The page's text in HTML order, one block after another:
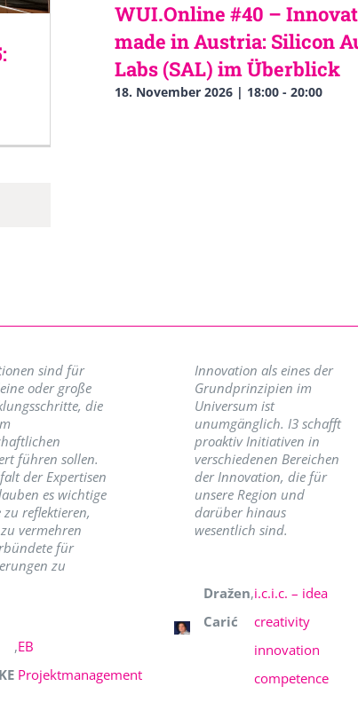
WUI.Online #40 –
made in Austria: Silicon
Labs (SAL) im Überblick
18. November 2026 | 18:00- 20:00
sind für
oder große
die
führen sollen.
der Expertisen
es wichtige
zu reflektieren,
vermehren
für
zu
,EB
Projektmanagement
Innovation als eines der
Grundprinzipien im
Universum ist
unumgänglich. I3 schafft
proaktiv Initiativen in
verschiedenen Bereichen
der Innovation, die für
unsere Region und
darüber hinaus
wesentlich sind.
Dražen
Carić
,i.c.i.c. – idea
creativity
innovation
competence